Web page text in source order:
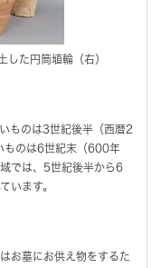
した円筒埴輪（右）
ものは3世紀後半（西暦2
ものは6世紀末（600年
では、5世紀後半から6
います。
お墓にお供え物をするた